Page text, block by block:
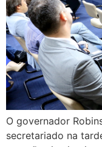
O governador
secretariado na